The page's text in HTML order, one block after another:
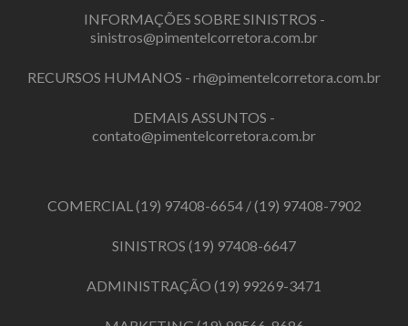
INFORMAÇÕES SOBRE SINISTROS -
sinistros@pimentelcorretora.com.br
RECURSOS HUMANOS - rh@pimentelcorretora.com.br
DEMAIS ASSUNTOS -
contato@pimentelcorretora.com.br
COMERCIAL(19) 97408-6654/(19) 97408-7902
SINISTROS (19) 97408-6647
ADMINISTRAÇÃO (19) 99269-3471